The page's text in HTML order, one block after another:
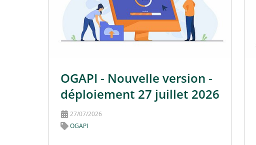
OGAPI - Nouvelle version -
déploiement 27 juillet 2026
27/07/2026
OGAPI